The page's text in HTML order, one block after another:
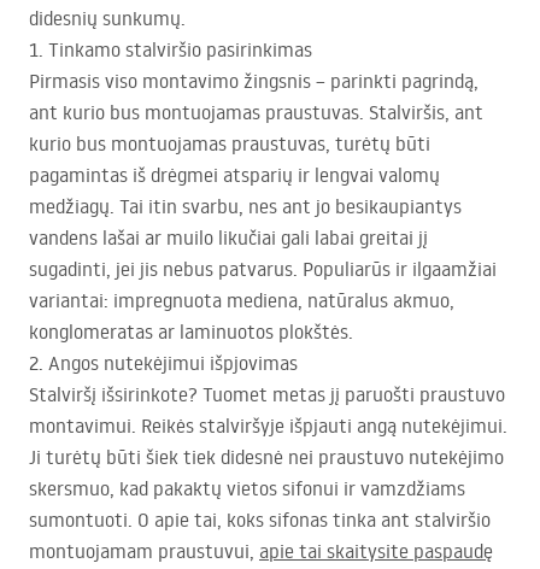
didesnių sunkumų.
1. Tinkamo stalviršio pasirinkimas
Pirmasis viso montavimo žingsnis – parinkti pagrindą,
ant kurio bus montuojamas praustuvas. Stalviršis, ant
kurio bus montuojamas praustuvas, turėtų būti
pagamintas iš drėgmei atsparių ir lengvai valomų
medžiagų. Tai itin svarbu, nes ant jo besikaupiantys
vandens lašai ar muilo likučiai gali labai greitai jį
sugadinti, jei jis nebus patvarus. Populiarūs ir ilgaamžiai
variantai: impregnuota mediena, natūralus akmuo,
konglomeratas ar laminuotos plokštės.
2. Angos nutekėjimui išpjovimas
Stalviršį išsirinkote? Tuomet metas jį paruošti praustuvo
montavimui. Reikės stalviršyje išpjauti angą nutekėjimui.
Ji turėtų būti šiek tiek didesnė nei praustuvo nutekėjimo
skersmuo, kad pakaktų vietos sifonui ir vamzdžiams
sumontuoti. O apie tai, koks sifonas tinka ant stalviršio
montuojamam praustuvui, apie tai skaitysite paspaudę